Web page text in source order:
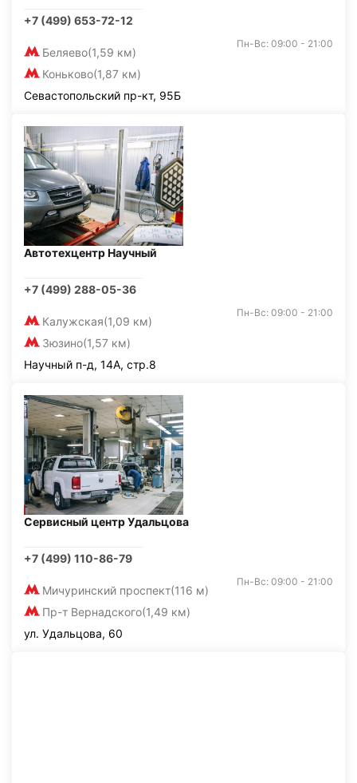
+7 (499) 653-72-12
Беляево(1,59 км)
Коньково(1,87 км)
Пн-Вс: 09:00 - 21:00
Севастопольский пр-кт, 95Б
Автотехцентр Научный
+7 (499) 288-05-36
Калужская(1,09 км)
Зюзино(1,57 км)
Пн-Вс: 09:00 - 21:00
Научный п-д, 14А, стр.8
Сервисный центр Удальцова
+7 (499) 110-86-79
Мичуринский проспект(116 м)
Пр-т Вернадского(1,49 км)
Пн-Вс: 09:00 - 21:00
ул. Удальцова, 60